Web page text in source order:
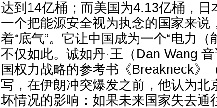
达到14亿桶；而美国为4.13亿桶，日
一个把能源安全视为执念的国家来说
着“底气”。它让中国成为一个“电力
不仅如此。诚如丹·王（Dan Wang
国权力战略的参考书《Breakneck》
写，在伊朗冲突爆发之前，他认为北
坏情况的影响：如果未来国家失去通